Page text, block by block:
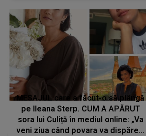
MESAJUL care a făcut-o să plângă
pe Ileana Sterp. CUM A APĂRUT
sora lui Culiță în mediul online: „Va
veni ziua când povara va dispărea,